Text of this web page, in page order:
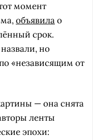
момент
объявилао
срок.
но
«независящим от
— она снята
ленты
эпохи: